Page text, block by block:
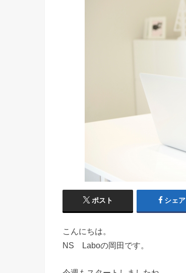
ポスト シェア
こんにちは。
NS Laboの岡田です。